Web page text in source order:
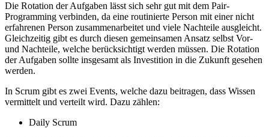
Die Rotation der Aufgaben lässt sich sehr gut mit dem Pair-
Programming verbinden, da eine routinierte Person mit einer nicht
erfahrenen Person zusammenarbeitet und viele Nachteile ausgleicht.
Gleichzeitig gibt es durch diesen gemeinsamen Ansatz selbst Vor-
und Nachteile, welche berücksichtigt werden müssen. Die Rotation
der Aufgaben sollte insgesamt als Investition in die Zukunft gesehen
werden.
In Scrum gibt es zwei Events, welche dazu beitragen, dass Wissen
vermittelt und verteilt wird. Dazu zählen:
Daily Scrum